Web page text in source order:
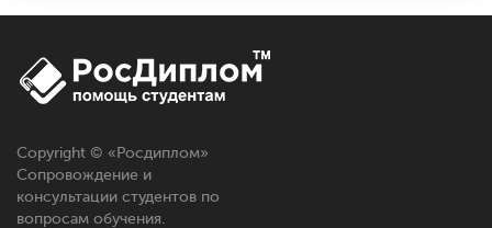
Copyright © « Росдиплом»
Сопровождение и
консультации студентов по
вопросам обучения.